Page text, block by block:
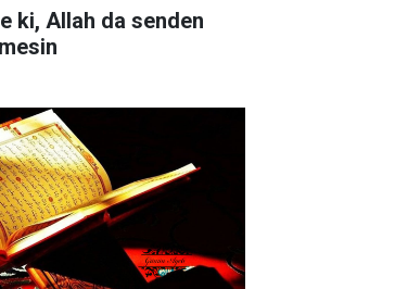
ki, Allah da senden